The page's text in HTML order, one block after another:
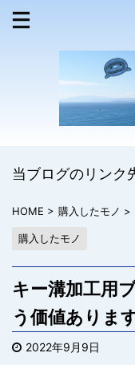
当ブログのリンク
HOME > 購入したモノ >
購入したモノ
キー溝加工用
う価値ありま
2022年9月9日